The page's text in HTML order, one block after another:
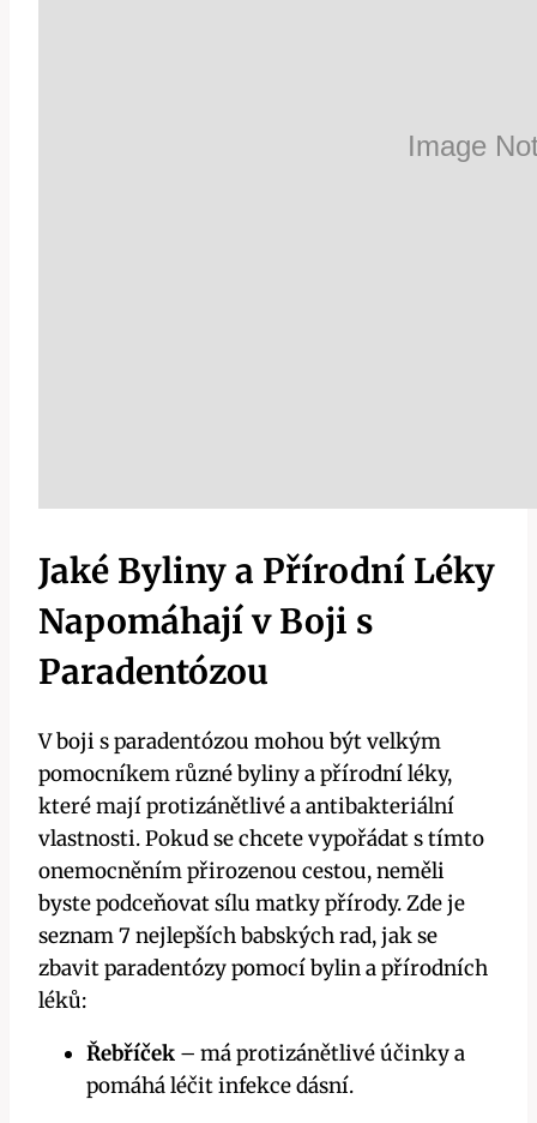
Jaké Byliny a Přírodní Léky
Napomáhají v Boji s
Paradentózou
V boji s paradentózou mohou být velkým
pomocníkem různé byliny a přírodní léky,
které mají protizánětlivé a antibakteriální
vlastnosti. Pokud se chcete vypořádat s tímto
onemocněním přirozenou cestou, neměli
byste podceňovat sílu matky přírody. Zde je
seznam 7 nejlepších babských rad, jak se
zbavit paradentózy pomocí bylin a přírodních
léků:
Řebříček – má protizánětlivé účinky a
pomáhá léčit infekce dásní.